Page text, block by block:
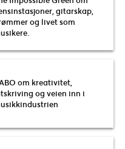
gitarskap,
og livet som
om kreativitet,
og veien inn i